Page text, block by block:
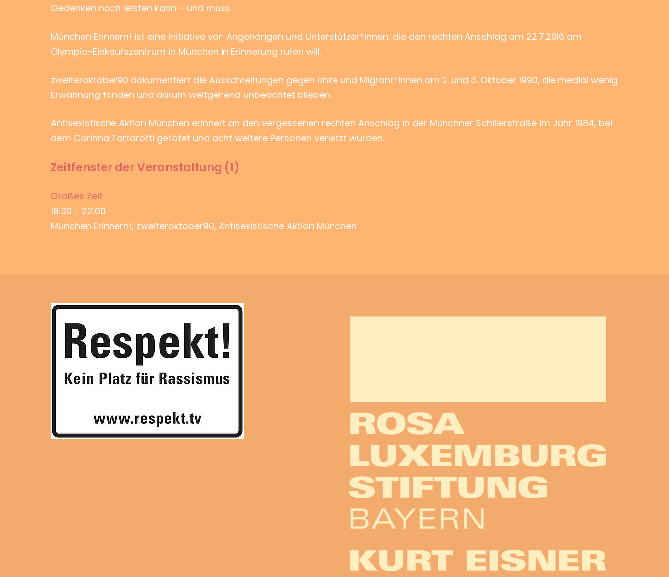
Gedenken noch leisten kann – und muss.
München Erinnern! ist eine Initiative von Angehörigen und Unterstützer*innen, die den rechten Anschlag am 22.7.2016 am
Olympia-Einkaufszentrum in München in Erinnerung rufen will.
zweiteroktober90 dokumentiert die Ausschreitungen gegen Linke und Migrant*innen am 2. und 3. Oktober 1990, die medial wenig
Erwähnung fanden und darum weitgehend unbeachtet blieben.
Antisexistische Aktion München erinnert an den vergessenen rechten Anschlag in der Münchner Schillerstraße im Jahr 1984, bei
dem Corinna Tartarotti getötet und acht weitere Personen verletzt wurden.
Zeitfenster der Veranstaltung (1)
Großes Zelt
19:30 - 22:00
München Erinnern!, zweiteroktober90, Antisexistische Aktion München